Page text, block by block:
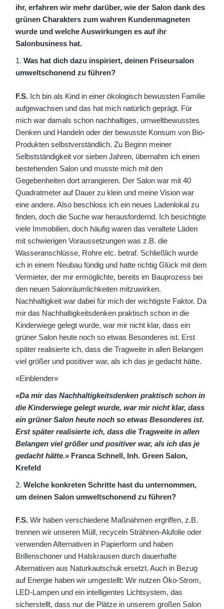
ihr, erfahren wir mehr darüber, wie der Salon dank des
grünen Charakters zum wahren Kundenmagneten
wurde und welche Auswirkungen es auf ihr
Salonbusiness hat.
Was hat dich dazu inspiriert, deinen Friseursalon
umweltschonend zu führen?
F.S. Ich bin als Kind in einer ökologisch bewussten Familie
aufgewachsen und das hat mich natürlich geprägt. Für
mich war damals schon nachhaltiges, umweltbewusstes
Denken und Handeln oder der bewusste Konsum von Bio-
Produkten selbstverständlich. Zu Beginn meiner
Selbstständigkeit vor sieben Jahren, übernahm ich einen
bestehenden Salon und musste mich mit den
Gegebenheiten dort arrangieren. Der Salon war mit 40
Quadratmeter auf Dauer zu klein und meine Vision war
eine andere. Also beschloss ich ein neues Ladenlokal zu
finden, doch die Suche war herausfordernd. Ich besichtigte
viele Immobilien, doch häufig waren das veraltete Läden
mit schwierigen Voraussetzungen was z.B. die
Wasseranschlüsse, Rohre etc. betraf. Schließlich wurde
ich in einem Neubau fündig und hatte richtig Glück mit dem
Vermieter, der mir ermöglichte, bereits im Bauprozess bei
den neuen Salonräumlichkeiten mitzuwirken.
Nachhaltigkeit war dabei für mich der wichtigste Faktor. Da
mir das Nachhaltigkeitsdenken praktisch schon in die
Kinderwiege gelegt wurde, war mir nicht klar, dass ein
grüner Salon heute noch so etwas Besonderes ist. Erst
später realisierte ich, dass die Tragweite in allen Belangen
viel größer und positiver war, als ich das je gedacht hätte.
«Einblender»
«Da mir das Nachhaltigkeitsdenken praktisch schon in
die Kinderwiege gelegt wurde, war mir nicht klar, dass
ein grüner Salon heute noch so etwas Besonderes ist.
Erst später realisierte ich, dass die Tragweite in allen
Belangen viel größer und positiver war, als ich das je
gedacht hätte.» Franca Schnell, Inh. Green Salon,
Krefeld
Welche konkreten Schritte hast du unternommen,
um deinen Salon umweltschonend zu führen?
F.S. Wir haben verschiedene Maßnahmen ergriffen, z.B.
trennen wir unseren Müll, recyceln Strähnen-Alufolie oder
verwenden Alternativen in Papierform und haben
Brillenschoner und Halskrausen durch dauerhafte
Alternativen aus Naturkautschuk ersetzt. Auch in Bezug
auf Energie haben wir umgestellt: Wir nutzen Öko-Strom,
LED-Lampen und ein intelligentes Lichtsystem, das
sicherstellt, dass nur die Plätze in unserem großen Salon